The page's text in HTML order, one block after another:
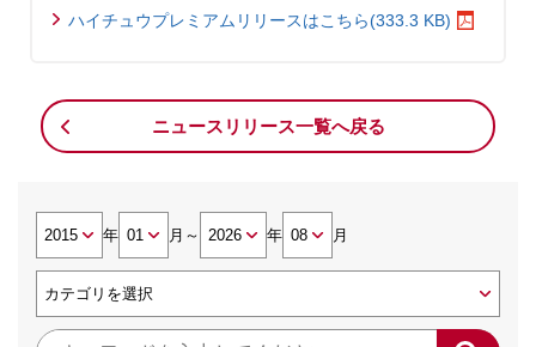
ハイチュウプレミアムリリースはこちら(333.3 KB)
ニュースリリース一覧へ戻る
年 月 ～ 年 月